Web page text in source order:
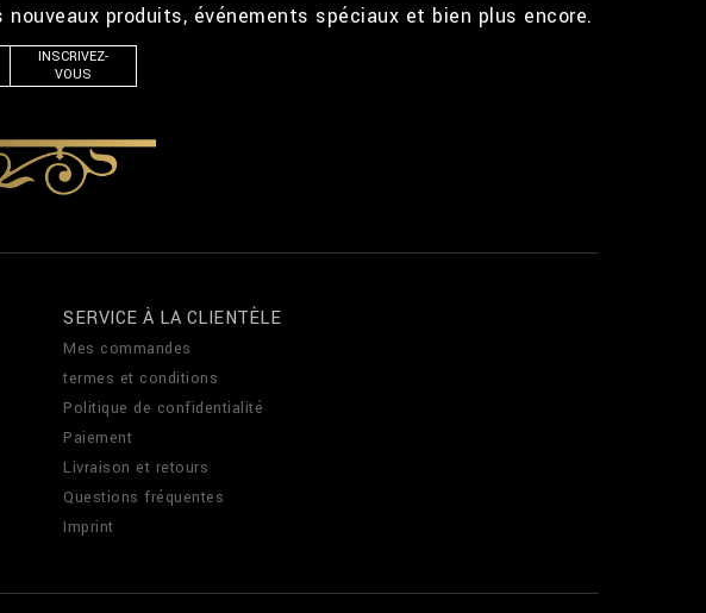
produits, événements spéciaux et bien plus encore.
INSCRIVEZ-
VOUS
SERVICE À LA CLIENTÈLE
Mes commandes
termes et conditions
Politique de confidentialité
Paiement
Livraison et retours
Questions fréquentes
Imprint